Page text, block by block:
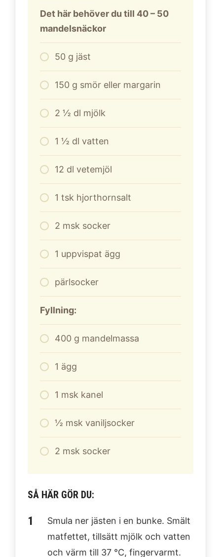
Det här behöver du till 40 – 50
mandelsnäckor
50 g jäst
150 g smör eller margarin
2 ½ dl mjölk
1 ½ dl vatten
12 dl vetemjöl
1 tsk hjorthornsalt
2 msk socker
1 uppvispat ägg
pärlsocker
Fyllning:
400 g mandelmassa
1 ägg
1 msk kanel
½ msk vaniljsocker
2 msk socker
SÅ HÄR GÖR DU:
Smula ner jästen i en bunke. Smält
matfettet, tillsätt mjölk och vatten
och värm till 37 °C, fingervarmt.